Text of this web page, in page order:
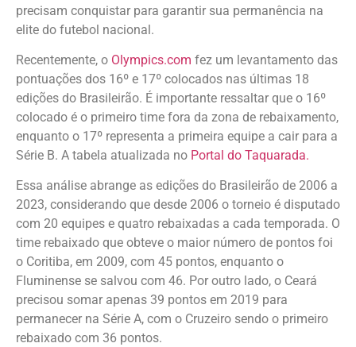
precisam conquistar para garantir sua permanência na
elite do futebol nacional.
Recentemente, o Olympics.com fez um levantamento das
pontuações dos 16º e 17º colocados nas últimas 18
edições do Brasileirão. É importante ressaltar que o 16º
colocado é o primeiro time fora da zona de rebaixamento,
enquanto o 17º representa a primeira equipe a cair para a
Série B. A tabela atualizada no Portal do Taquarada.
Essa análise abrange as edições do Brasileirão de 2006 a
2023, considerando que desde 2006 o torneio é disputado
com 20 equipes e quatro rebaixadas a cada temporada. O
time rebaixado que obteve o maior número de pontos foi
o Coritiba, em 2009, com 45 pontos, enquanto o
Fluminense se salvou com 46. Por outro lado, o Ceará
precisou somar apenas 39 pontos em 2019 para
permanecer na Série A, com o Cruzeiro sendo o primeiro
rebaixado com 36 pontos.